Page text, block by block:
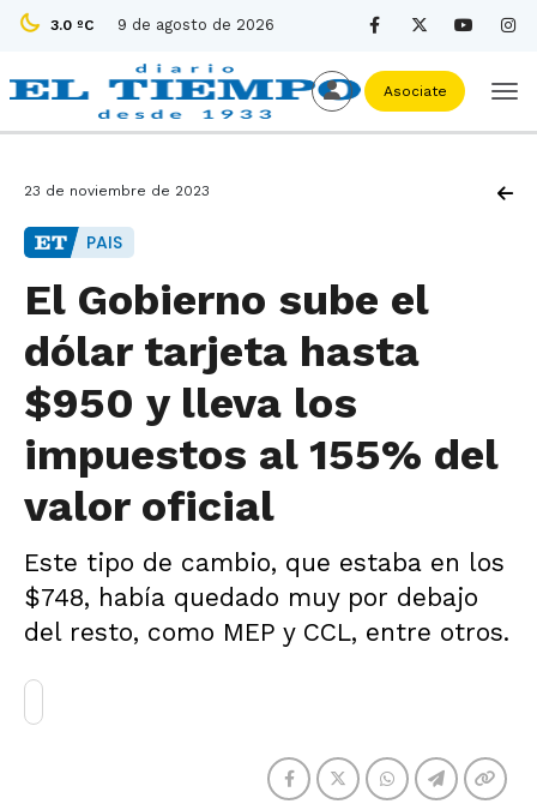
3.0 ºC 9 de agosto de 2026
Asociate
23 de noviembre de 2023
PAIS
El Gobierno sube el
dólar tarjeta hasta
$950 y lleva los
impuestos al 155% del
valor oficial
Este tipo de cambio, que estaba en los
$748, había quedado muy por debajo
del resto, como MEP y CCL, entre otros.